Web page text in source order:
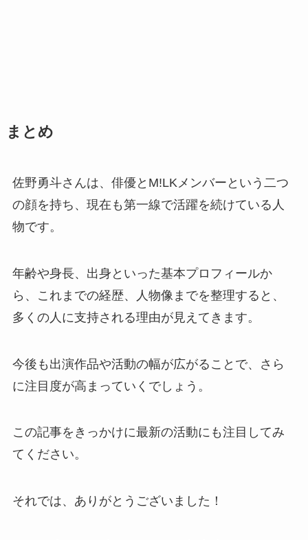
まとめ
佐野勇斗さんは、俳優とM!LKメンバーという二つ
の顔を持ち、現在も第一線で活躍を続けている人
物です。
年齢や身長、出身といった基本プロフィールか
ら、これまでの経歴、人物像までを整理すると、
多くの人に支持される理由が見えてきます。
今後も出演作品や活動の幅が広がることで、さら
に注目度が高まっていくでしょう。
この記事をきっかけに最新の活動にも注目してみ
てください。
それでは、ありがとうございました！